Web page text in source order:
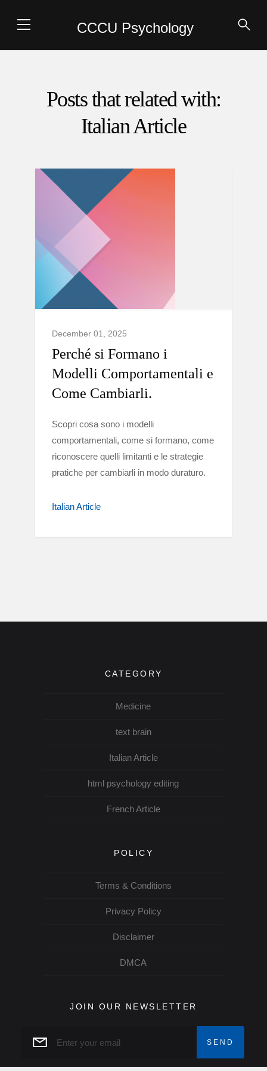
CCCU Psychology
Posts that related with:
Italian Article
December 01, 2025
Perché si Formano i
Modelli Comportamentali e
Come Cambiarli.
Scopri cosa sono i modelli
comportamentali, come si formano, come
riconoscere quelli limitanti e le strategie
pratiche per cambiarli in modo duraturo.
Italian Article
CATEGORY
Medicine
text brain
Italian Article
html psychology editing
French Article
POLICY
Terms & Conditions
Privacy Policy
Disclaimer
DMCA
JOIN OUR NEWSLETTER